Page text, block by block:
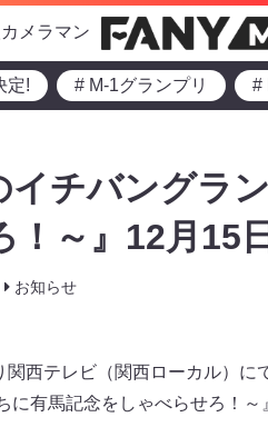
メラマン
定! # M-1グランプリ #
イチバングラ
！～』12月15
お知らせ
西テレビ（関西ローカル）
に有馬記念をしゃべらせろ！～